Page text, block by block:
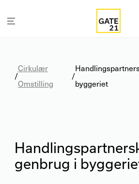
/
Cirkulær
Omstilling
/
byggeriet
genbrug i